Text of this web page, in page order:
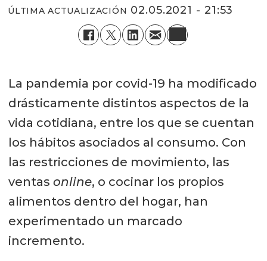
ÚLTIMA ACTUALIZACIÓN 02.05.2021 - 21:53
La pandemia por covid-19 ha modificado
drásticamente distintos aspectos de la
vida cotidiana, entre los que se cuentan
los hábitos asociados al consumo. Con
las restricciones de movimiento, las
ventas online, o cocinar los propios
alimentos dentro del hogar, han
experimentado un marcado
incremento.